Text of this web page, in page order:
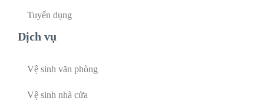
Tuyển dụng
Dịch vụ
Vệ sinh văn phòng
Vệ sinh nhà cửa